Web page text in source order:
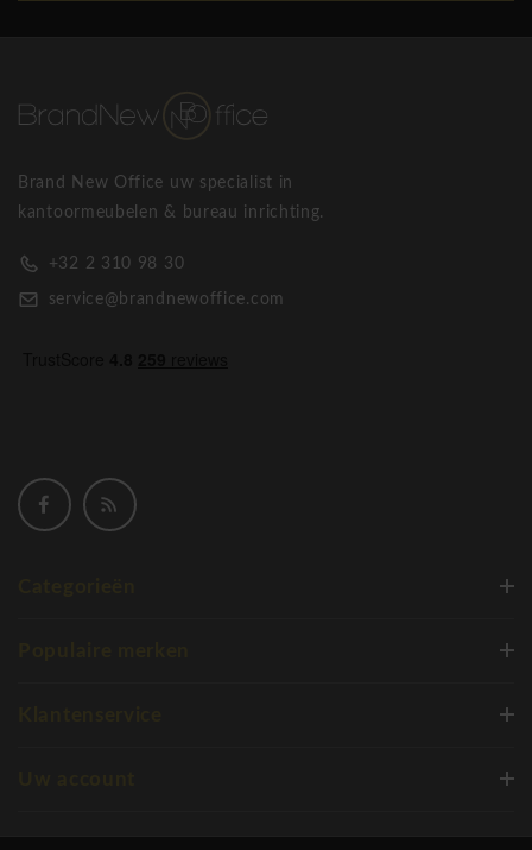
Brand New Office uw specialist in
kantoormeubelen & bureau inrichting.
+32 2 310 98 30
service@brandnewoffice.com